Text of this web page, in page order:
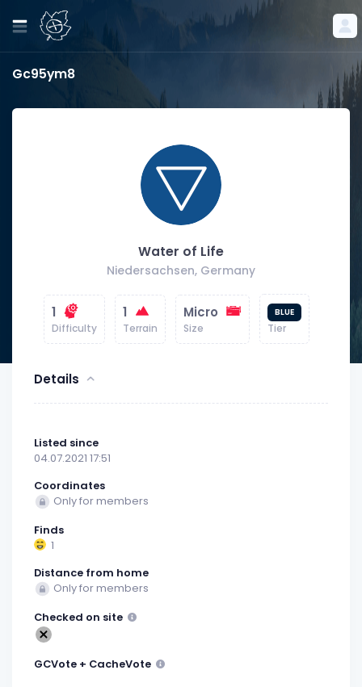
Gc95ym8
Water of Life
Niedersachsen, Germany
1
Difficulty
1
Terrain
Micro
Size
BLUE
Tier
Details
Listed since
04.07.2021 17:51
Coordinates
Only for members
Finds
1
Distance from home
Only for members
Checked on site
GCVote + CacheVote